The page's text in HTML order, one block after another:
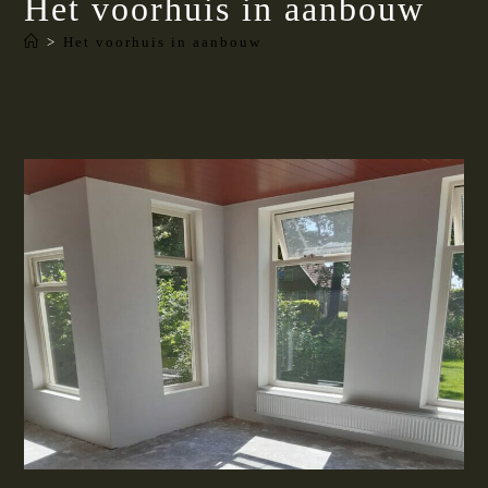
Het voorhuis in aanbouw
> Het voorhuis in aanbouw